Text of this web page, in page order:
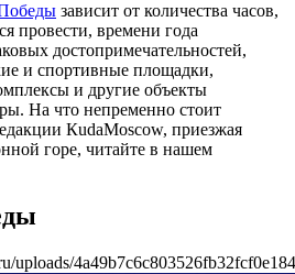
зависит от количества часов,
провести, времени года
достопримечательностей,
и спортивные площадки,
и другие объекты
На что непременно стоит
КudaМoscow, приезжая
горе, читайте в нашем
uploads/